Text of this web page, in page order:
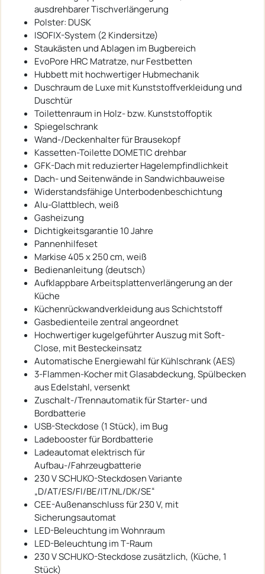
ausdrehbarer Tischverlängerung
Polster: DUSK
ISOFIX-System (2 Kindersitze)
Staukästen und Ablagen im Bugbereich
EvoPore HRC Matratze, nur Festbetten
Hubbett mit hochwertiger Hubmechanik
Duschraum de Luxe mit Kunststoffverkleidung und
Duschtür
Toilettenraum in Holz- bzw. Kunststoffoptik
Spiegelschrank
Wand-/Deckenhalter für Brausekopf
Kassetten-Toilette DOMETIC drehbar
GFK-Dach mit reduzierter Hagelempfindlichkeit
Dach- und Seitenwände in Sandwichbauweise
Widerstandsfähige Unterbodenbeschichtung
Alu-Glattblech, weiß
Gasheizung
Dichtigkeitsgarantie 10 Jahre
Pannenhilfeset
Markise 405 x 250 cm, weiß
Bedienanleitung (deutsch)
Aufklappbare Arbeitsplattenverlängerung an der
Küche
Küchenrückwandverkleidung aus Schichtstoff
Gasbedienteile zentral angeordnet
Hochwertiger kugelgeführter Auszug mit Soft-
Close, mit Besteckeinsatz
Automatische Energiewahl für Kühlschrank (AES)
3-Flammen-Kocher mit Glasabdeckung, Spülbecken
aus Edelstahl, versenkt
Zuschalt-/Trennautomatik für Starter- und
Bordbatterie
USB-Steckdose (1 Stück), im Bug
Ladebooster für Bordbatterie
Ladeautomat elektrisch für
Aufbau-/Fahrzeugbatterie
230 V SCHUKO-Steckdosen Variante
„D/AT/ES/FI/BE/IT/NL/DK/SE“
CEE-Außenanschluss für 230 V, mit
Sicherungsautomat
LED-Beleuchtung im Wohnraum
LED-Beleuchtung im T-Raum
230 V SCHUKO-Steckdose zusätzlich, (Küche, 1
Stück)